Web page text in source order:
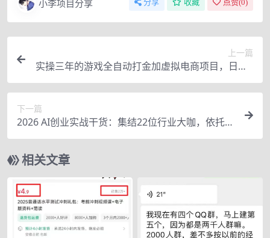
小李项目分享 分享 收藏 点赞(0)
上一篇
实操三年的游戏全自动打金加虚拟电商项目，日入1
k+，可长期做的优质躺賺副业【揭秘】
下一篇
2026 AI创业实战干货：集结22位行业大咖，依托真
实落地案例掌握AI落地变现核心逻辑
相关文章